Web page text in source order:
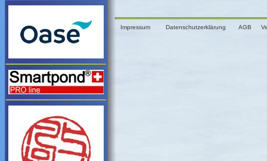
Impressum Datenschutzerklärung AGB